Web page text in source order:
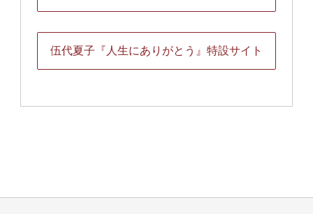
伍代夏子『人生にありがとう』特設サイト